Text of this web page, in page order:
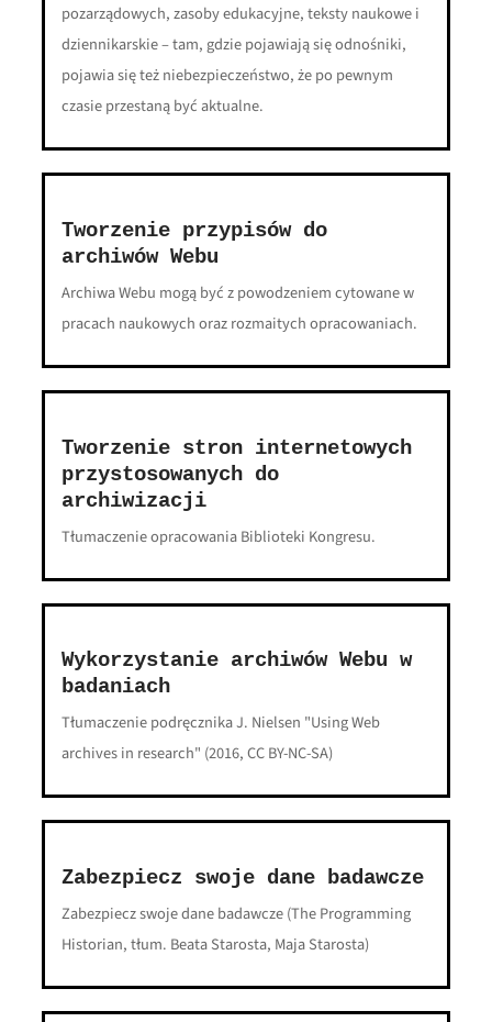
pozarządowych, zasoby edukacyjne, teksty naukowe i
dziennikarskie – tam, gdzie pojawiają się odnośniki,
pojawia się też niebezpieczeństwo, że po pewnym
czasie przestaną być aktualne.
Tworzenie przypisów do
archiwów Webu
Archiwa Webu mogą być z powodzeniem cytowane w
pracach naukowych oraz rozmaitych opracowaniach.
Tworzenie stron internetowych
przystosowanych do
archiwizacji
Tłumaczenie opracowania Biblioteki Kongresu.
Wykorzystanie archiwów Webu w
badaniach
Tłumaczenie podręcznika J. Nielsen "Using Web
archives in research" (2016, CC BY-NC-SA)
Zabezpiecz swoje dane badawcze
Zabezpiecz swoje dane badawcze (The Programming
Historian, tłum. Beata Starosta, Maja Starosta)